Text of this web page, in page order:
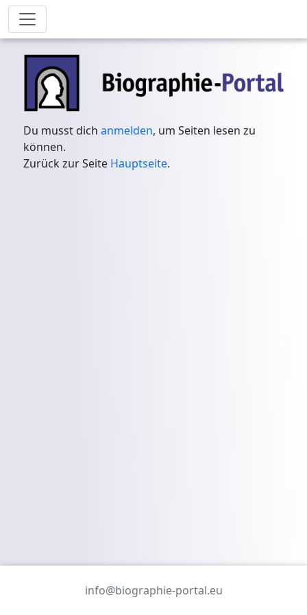
Du musst dichanmelden, um Seiten lesen zu
können.
Zurück zur Seite Hauptseite.
info@biographie-portal.eu